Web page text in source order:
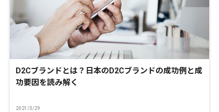
D2Cブランドとは？日本のD2Cブランドの成功例と成
功要因を読み解く
2021/3/29